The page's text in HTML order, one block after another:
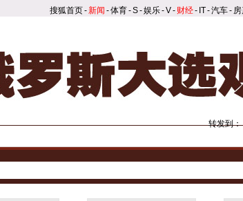
搜狐首页-新闻 -体育-S-娱乐-V- 财经- IT-汽车-
转发到：